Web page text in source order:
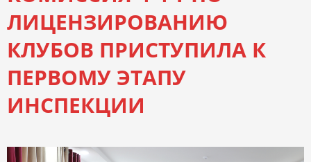
ЛИЦЕНЗИРОВАНИЮ
КЛУБОВ ПРИСТУПИЛА К
ПЕРВОМУ ЭТАПУ
ИНСПЕКЦИИ